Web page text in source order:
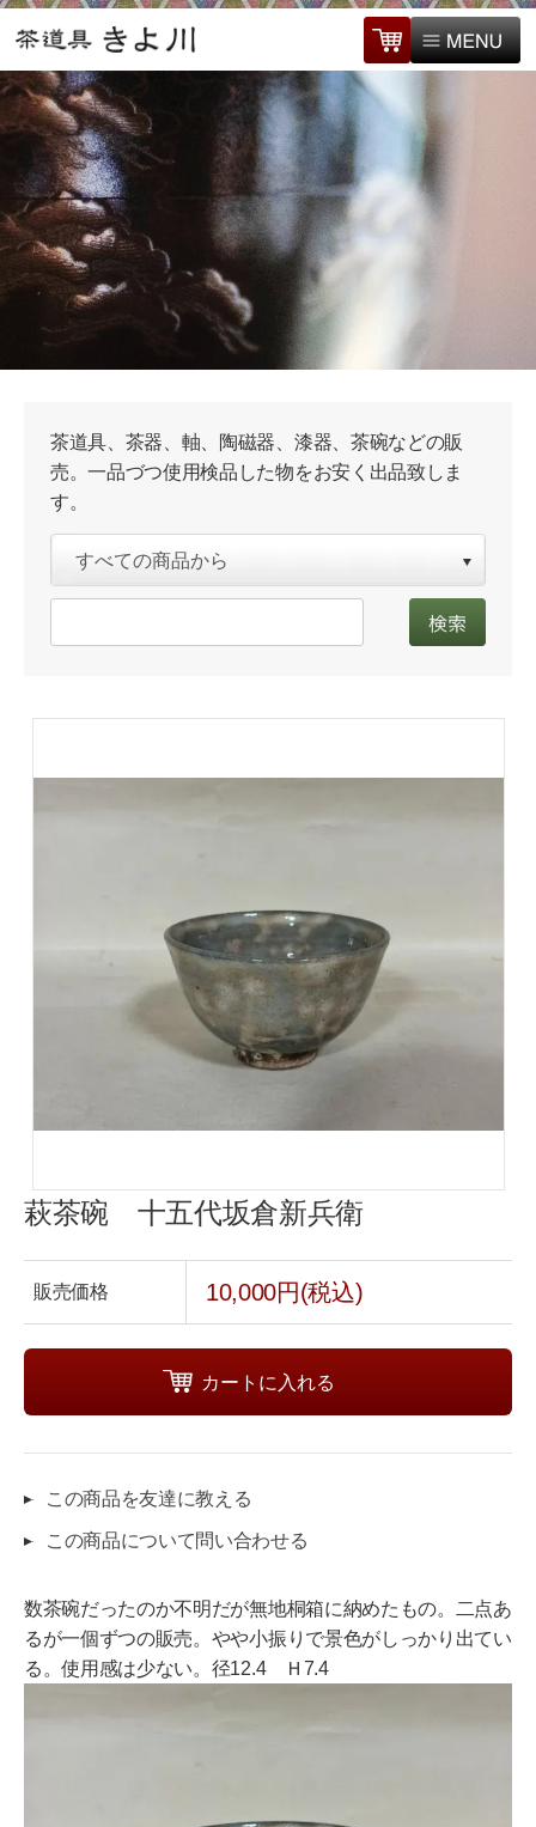
茶道具、茶器、軸、陶磁器、漆器、茶碗などの販
売。一品づつ使用検品した物をお安く出品致しま
す。
萩茶碗 十五代坂倉新兵衛
販売価格 10,000円(税込)
この商品を友達に教える
この商品について問い合わせる
数茶碗だったのか不明だが無地桐箱に納めたもの。二点あ
るが一個ずつの販売。やや小振りで景色がしっかり出てい
る。使用感は少ない。径12.4 Ｈ7.4